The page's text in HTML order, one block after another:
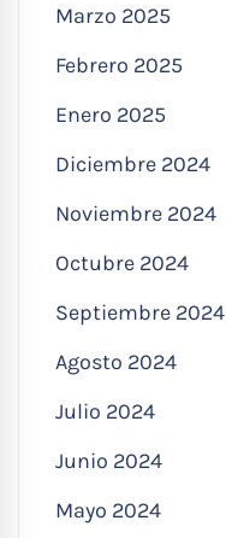
Marzo 2025
Febrero 2025
Enero 2025
Diciembre 2024
Noviembre 2024
Octubre 2024
Septiembre 2024
Agosto 2024
Julio 2024
Junio 2024
Mayo 2024